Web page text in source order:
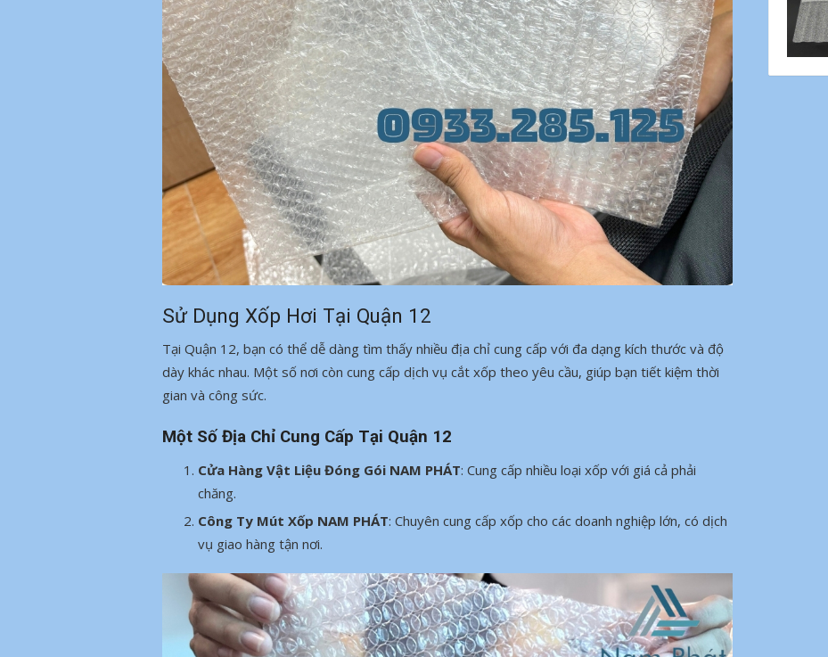
Sử Dụng Xốp Hơi Tại Quận 12
Tại Quận 12, bạn có thể dễ dàng tìm thấy nhiều địa chỉ cung cấp với đa dạng kích thước và độ
dày khác nhau. Một số nơi còn cung cấp dịch vụ cắt xốp theo yêu cầu, giúp bạn tiết kiệm thời
gian và công sức.
Một Số Địa Chỉ Cung Cấp Tại Quận 12
Cửa Hàng Vật Liệu Đóng Gói NAM PHÁT: Cung cấp nhiều loại xốp với giá cả phải
chăng.
Công Ty Mút Xốp NAM PHÁT: Chuyên cung cấp xốp cho các doanh nghiệp lớn, có dịch
vụ giao hàng tận nơi.